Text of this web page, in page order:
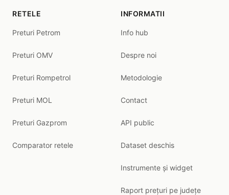
RETELE
Preturi Petrom
Preturi OMV
Preturi Rompetrol
Preturi MOL
Preturi Gazprom
Comparator retele
INFORMATII
Info hub
Despre noi
Metodologie
Contact
API public
Dataset deschis
Instrumente și widget
Raport prețuri pe județe